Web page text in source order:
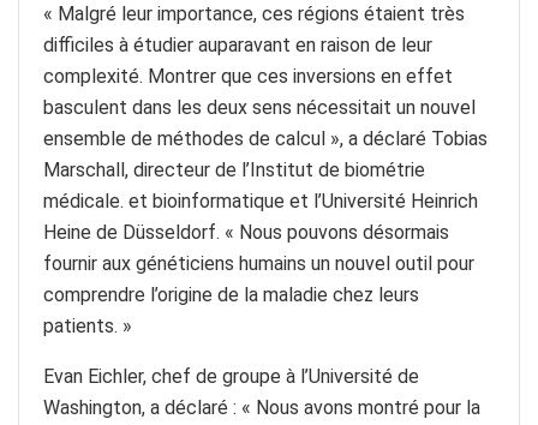
« Malgré leur importance, ces régions étaient très
difficiles à étudier auparavant en raison de leur
complexité. Montrer que ces inversions en effet
basculent dans les deux sens nécessitait un nouvel
ensemble de méthodes de calcul », a déclaré Tobias
Marschall, directeur de l’Institut de biométrie
médicale. et bioinformatique et l’Université Heinrich
Heine de Düsseldorf. « Nous pouvons désormais
fournir aux généticiens humains un nouvel outil pour
comprendre l’origine de la maladie chez leurs
patients. »
Evan Eichler, chef de groupe à l’Université de
Washington, a déclaré : « Nous avons montré pour la